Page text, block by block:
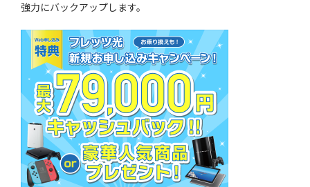
強力にバックアップします。